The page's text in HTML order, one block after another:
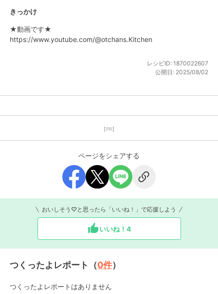
きっかけ
★動画です★
https://www.youtube.com/@otchans.Kitchen
レシピID: 1870022607
公開日: 2025/08/02
【PR】
ページをシェアする
おいしそう♡と思ったら「いいね！」で応援しよう
いいね！ 4
つくったよレポート（0件）
つくったよレポートはありません